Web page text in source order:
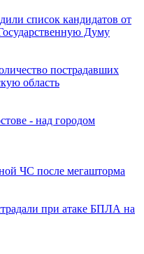
список кандидатов от
Думу
пострадавших
область
- над городом
ЧС после мегашторма
при атаке БПЛА на